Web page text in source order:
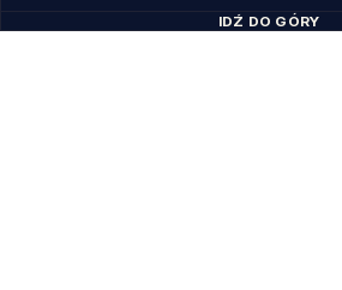
IDŹ DO GÓRY